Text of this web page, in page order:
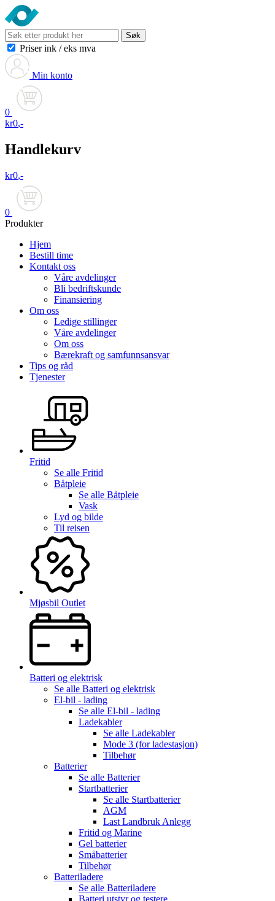
Søk
Priser ink / eks mva
Min konto
0
kr0,-
Handlekurv
kr0,-
0
Produkter
Hjem
Bestill time
Kontakt oss
Våre avdelinger
Bli bedriftskunde
Finansiering
Om oss
Ledige stillinger
Våre avdelinger
Om oss
Bærekraft og samfunnsansvar
Tips og råd
Tjenester
Fritid
Se alle Fritid
Båtpleie
Se alle Båtpleie
Vask
Lyd og bilde
Til reisen
Mjøsbil Outlet
Batteri og elektrisk
Se alle Batteri og elektrisk
El-bil - lading
Se alle El-bil - lading
Ladekabler
Se alle Ladekabler
Mode 3 (for ladestasjon)
Tilbehør
Batterier
Se alle Batterier
Startbatterier
Se alle Startbatterier
AGM
Last Landbruk Anlegg
Fritid og Marine
Gel batterier
Småbatterier
Tilbehør
Batteriladere
Se alle Batteriladere
Batteri utstyr og testere